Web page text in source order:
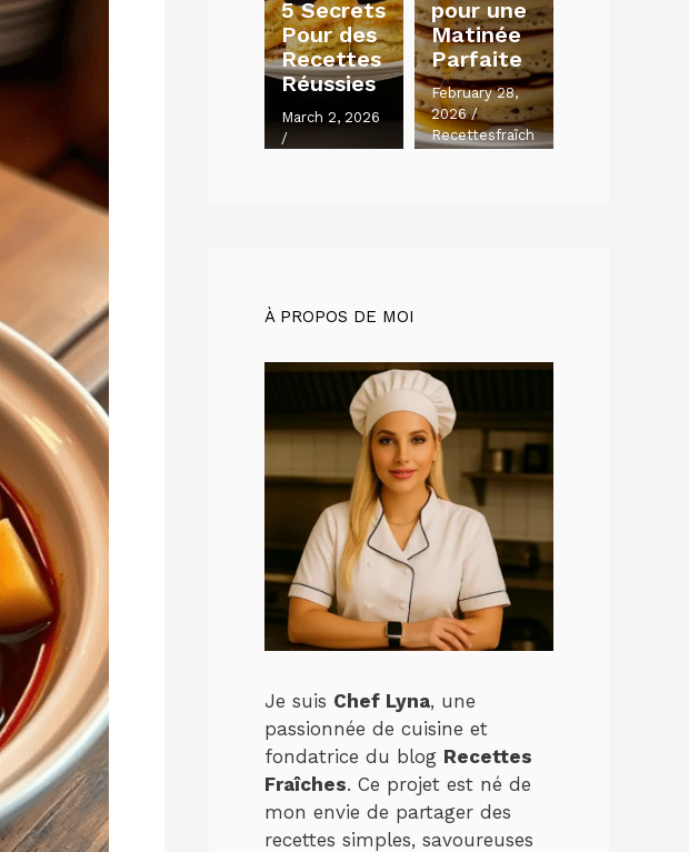
5 Secrets
Pour des
Recettes
Réussies
March 2, 2026
/
pour une
Matinée
Parfaite
February 28,
2026/
Recettesfraîch
À PROPOS DE MOI
Je suis Chef Lyna, une
passionnée de cuisine et
fondatrice du blog Recettes
Fraîches. Ce projet est né de
mon envie de partager des
recettes simples, savoureuses